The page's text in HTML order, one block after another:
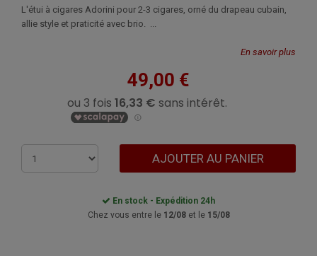
L'étui à cigares Adorini pour 2-3 cigares, orné du drapeau cubain,
allie style et praticité avec brio. ...
En savoir plus
49,00 €
AJOUTER AU PANIER
En stock - Expédition 24h
Chez vous entre le 12/08et le 15/08